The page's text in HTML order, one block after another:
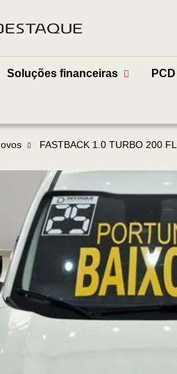
Soluções financeiras PCD
FASTBACK 1.0 TURBO 200